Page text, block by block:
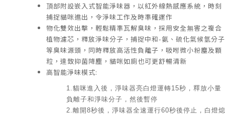
頂部附設嵌入式智能淨味器，以紅外線熱感應系統，時刻
捕捉貓咪進出，令淨味工作及時準確運作
物化雙效出擊，輕鬆精準瓦解臭味，採用安全無害之複合
植物濾芯，釋放淨味分子，捕捉中和-氨、硫化氣候氫分子
等臭味源頭，同時釋放高活性負離子，吸咐微小粉麈及顆
粒，達致抑菌降塵，貓咪如廁也可更舒暢清新
高智能淨味模式:
1.貓咪進入後，淨味器亮白燈運轉15秒，釋放小量
負離子和淨味分子，然後暫停
2.離開8秒後，淨味器全速運行60秒後停止，白燈熄